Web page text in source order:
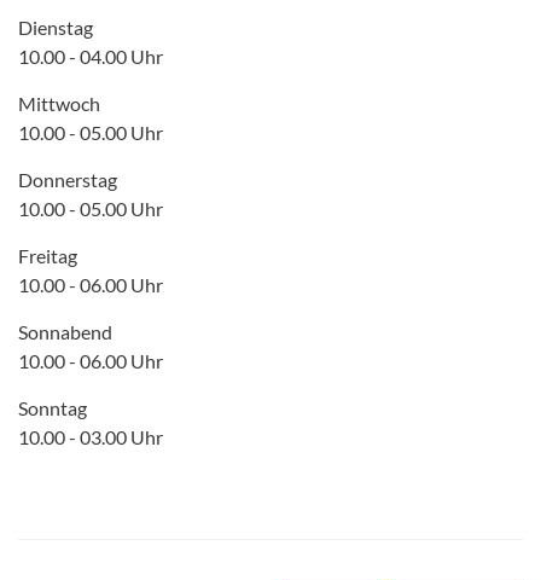
Dienstag
10.00 - 04.00 Uhr
Mittwoch
10.00 - 05.00 Uhr
Donnerstag
10.00 - 05.00 Uhr
Freitag
10.00 - 06.00 Uhr
Sonnabend
10.00 - 06.00 Uhr
Sonntag
10.00 - 03.00 Uhr